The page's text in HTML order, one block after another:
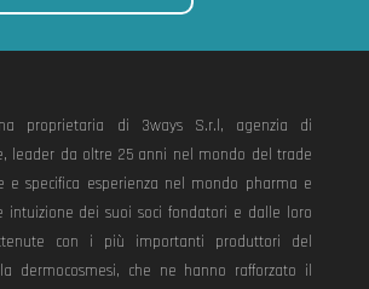
proprietaria di 3ways S.r.l, agenzia di
leader da oltre 25 anni nel mondo del trade
e specifica esperienza nel mondo pharma e
intuizione dei suoi soci fondatori e dalle loro
con i più importanti produttori del
dermocosmesi, che ne hanno rafforzato il